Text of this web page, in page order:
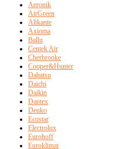
Aeronik
AirGreen
Alikante
Axioma
Ballu
Centek Air
Cherbrooke
Cooper&Hunter
Dahatsu
Daichi
Daikin
Dantex
Denko
Ecostar
Electrolux
Eurohoff
Euroklimat